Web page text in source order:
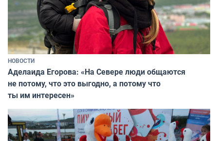
НОВОСТИ
Аделаида Егорова: «На Севере люди общаются
не потому, что это выгодно, а потому что
ты им интересен»